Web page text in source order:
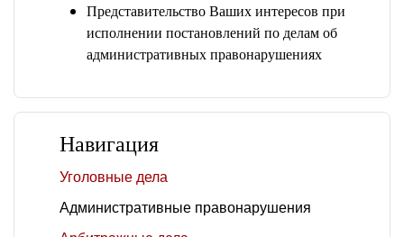
Представительство Ваших интересов при
исполнении постановлений по делам об
административных правонарушениях
Навигация
Уголовные дела
Административные правонарушения